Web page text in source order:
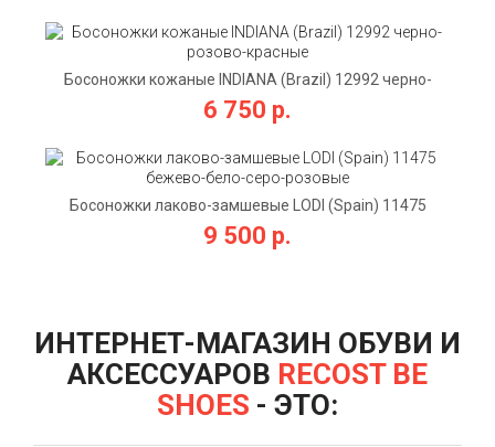
Босоножки кожаные INDIANA (Brazil) 12992 черно-
розово-красные
6 750 р.
Босоножки лаково-замшевые LODI (Spain) 11475
бежево-бело-серо-розовые
9 500 р.
ИНТЕРНЕТ-МАГАЗИН ОБУВИ И
АКСЕССУАРОВ RECOST BE
SHOES - ЭТО: